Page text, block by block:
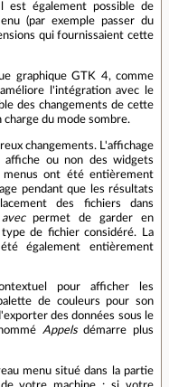
également possible de
(par exemple passer du
qui fournissaient cette
graphique GTK 4, comme
l'intégration avec le
des changements de cette
du mode sombre.
changements. L'affichage
ou non des widgets
menus ont été entièrement
pendant que les résultats
des fichiers dans
permet de garder en
de fichier considéré. La
également entièrement
pour afficher les
de couleurs pour son
des données sous le
Appelsdémarre plus
menu situé dans la partie